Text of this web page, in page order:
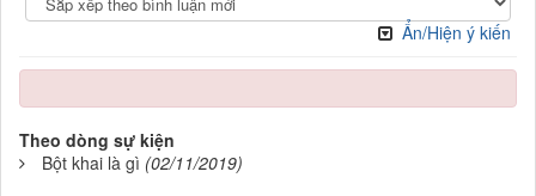
Ẩn/Hiện ý kiến
Theo dòng sự kiện
Bột khai là gì (02/11/2019)